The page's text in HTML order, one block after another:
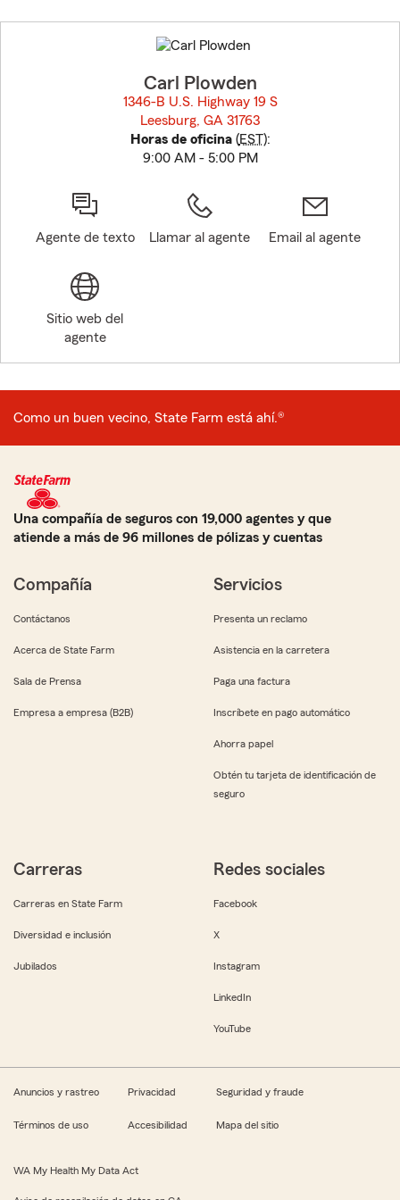
to
before
Carl Plowden
1346-B U.S. Highway 19 S
Leesburg, GA 31763
Horas de oficina(EST):
9:00 AM - 5:00 PM
Agente de texto Llamar al agente Email al agente
Sitio web del
agente
Como un buen vecino, State Farm está ahí.®
Una compañía de seguros con 19,000 agentes y que
atiende a más de 96 millones de pólizas y cuentas
Compañía
Contáctanos
Acerca de State Farm
Sala de Prensa
Empresa a empresa (B2B)
Servicios
Presenta un reclamo
Asistencia en la carretera
Paga una factura
Inscríbete en pago automático
Ahorra papel
Obtén tu tarjeta de identificación de
seguro
Carreras
Carreras en State Farm
Diversidad e inclusión
Jubilados
Redes sociales
Facebook
X
Instagram
LinkedIn
YouTube
Anuncios y rastreo Privacidad Seguridad y fraude
Términos de uso Accesibilidad Mapa del sitio
WA My Health My Data Act